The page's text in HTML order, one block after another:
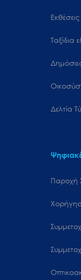
Εκθέσεις
Ταξίδια
Δελτία
Παροχή